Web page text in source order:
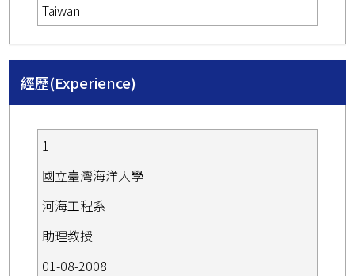
Taiwan
經歷(Experience)
1
國立臺灣海洋大學
河海工程系
助理教授
01-08-2008